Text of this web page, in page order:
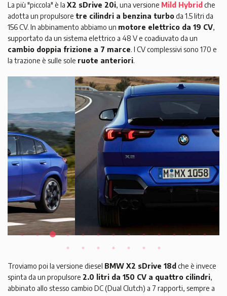
La più "piccola" è la X2 sDrive 20i, una versione Mild Hybrid che
adotta un propulsore tre cilindri a benzina turboda 1.5 litri da
156 CV. In abbinamento abbiamo un motore elettrico da 19 CV,
supportato da un sistema elettrico a 48 V e coadiuvato da un
cambio doppia frizione a 7 marce. I CV complessivi sono 170 e
la trazione è sulle sole ruote anteriori.
Troviamo poi la versione diesel BMW X2 sDrive 18d che è invece
spinta da un propulsore 2.0 litri da 150 CV a quattro cilindri,
abbinato allo stesso cambio DC (Dual Clutch) a 7 rapporti, sempre a